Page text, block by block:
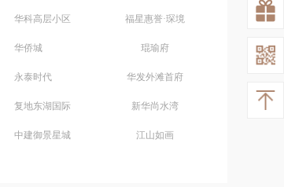
华科高层小区 福星惠誉·琛境
华侨城 琨瑜府
永泰时代 华发外滩首府
复地东湖国际 新华尚水湾
中建御景星城 江山如画